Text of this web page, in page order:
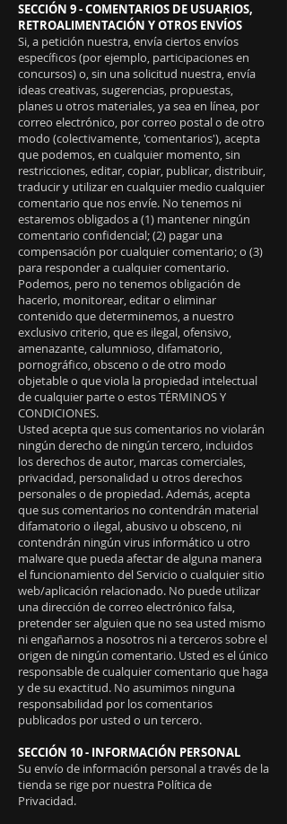
SECCIÓN 9 - COMENTARIOS DE USUARIOS,
RETROALIMENTACIÓN Y OTROS ENVÍOS
Si, a petición nuestra, envía ciertos envíos
específicos (por ejemplo, participaciones en
concursos) o, sin una solicitud nuestra, envía
ideas creativas, sugerencias, propuestas,
planes u otros materiales, ya sea en línea, por
correo electrónico, por correo postal o de otro
modo (colectivamente, 'comentarios'), acepta
que podemos, en cualquier momento, sin
restricciones, editar, copiar, publicar, distribuir,
traducir y utilizar en cualquier medio cualquier
comentario que nos envíe. No tenemos ni
estaremos obligados a (1) mantener ningún
comentario confidencial; (2) pagar una
compensación por cualquier comentario; o (3)
para responder a cualquier comentario.
Podemos, pero no tenemos obligación de
hacerlo, monitorear, editar o eliminar
contenido que determinemos, a nuestro
exclusivo criterio, que es ilegal, ofensivo,
amenazante, calumnioso, difamatorio,
pornográfico, obsceno o de otro modo
objetable o que viola la propiedad intelectual
de cualquier parte o estos TÉRMINOS Y
CONDICIONES.
Usted acepta que sus comentarios no violarán
ningún derecho de ningún tercero, incluidos
los derechos de autor, marcas comerciales,
privacidad, personalidad u otros derechos
personales o de propiedad. Además, acepta
que sus comentarios no contendrán material
difamatorio o ilegal, abusivo u obsceno, ni
contendrán ningún virus informático u otro
malware que pueda afectar de alguna manera
el funcionamiento del Servicio o cualquier sitio
web/aplicación relacionado. No puede utilizar
una dirección de correo electrónico falsa,
pretender ser alguien que no sea usted mismo
ni engañarnos a nosotros ni a terceros sobre el
origen de ningún comentario. Usted es el único
responsable de cualquier comentario que haga
y de su exactitud. No asumimos ninguna
responsabilidad por los comentarios
publicados por usted o un tercero.
SECCIÓN 10 - INFORMACIÓN PERSONAL
Su envío de información personal a través de la
tienda se rige por nuestra Política de
Privacidad.